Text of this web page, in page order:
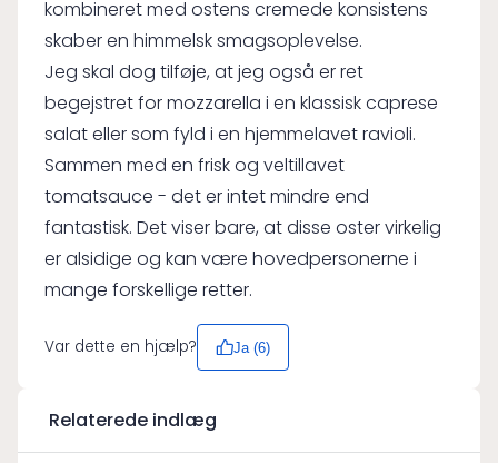
kombineret med ostens cremede konsistens
skaber en himmelsk smagsoplevelse.
Jeg skal dog tilføje, at jeg også er ret
begejstret for mozzarella i en klassisk caprese
salat eller som fyld i en hjemmelavet ravioli.
Sammen med en frisk og veltillavet
tomatsauce - det er intet mindre end
fantastisk. Det viser bare, at disse oster virkelig
er alsidige og kan være hovedpersonerne i
mange forskellige retter.
Var dette en hjælp? Ja (6)
Relaterede indlæg